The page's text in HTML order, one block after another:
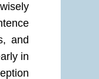
and
in